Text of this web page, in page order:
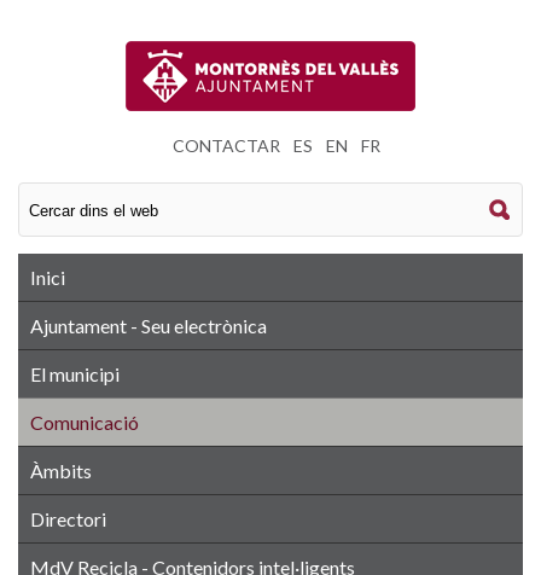
CONTACTAR ES EN FR
Inici
Ajuntament - Seu electrònica
El municipi
Comunicació
Àmbits
Directori
MdV Recicla - Contenidors intel·ligents